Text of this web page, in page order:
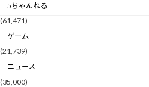
5ちゃんねる
(61,471)
ゲーム
(21,739)
ニュース
(35,000)